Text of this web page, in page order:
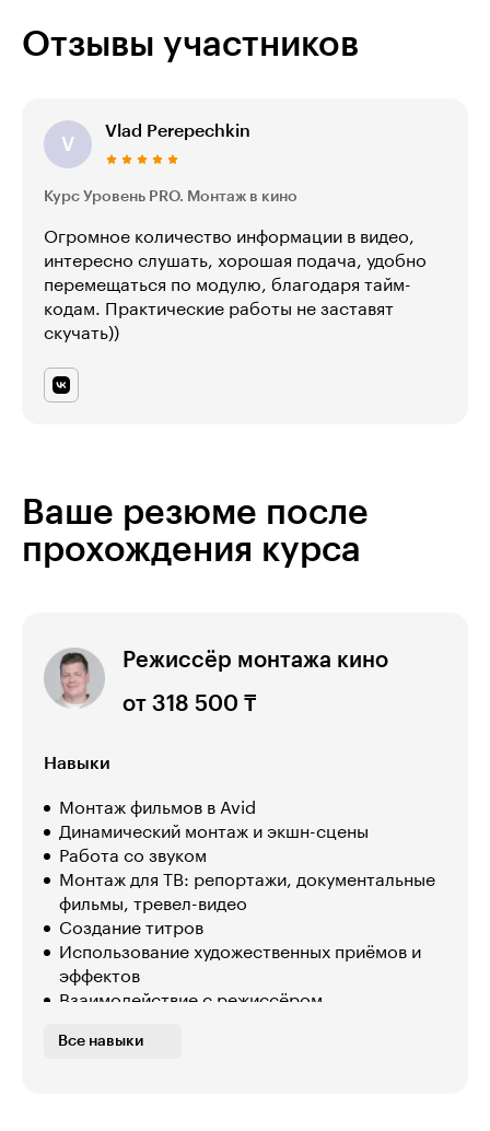
Отзывы участников
V
Vlad Perepechkin
Курс Уровень PRO. Монтаж в кино
Огромное количество информации в видео,
интересно слушать, хорошая подача, удобно
перемещаться по модулю, благодаря тайм-
кодам. Практические работы не заставят
скучать))
Ваше резюме после
прохождения курса
Режиссёр монтажа кино
от 318 500 ₸
Навыки
Монтаж фильмов в Avid
Динамический монтаж и экшн-сцены
Работа со звуком
Монтаж для ТВ: репортажи, документальные
фильмы, тревел-видео
Создание титров
Использование художественных приёмов и
эффектов
Взаимодействие с режиссёром
сценариями
Все навыки